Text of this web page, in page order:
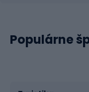
Populárne